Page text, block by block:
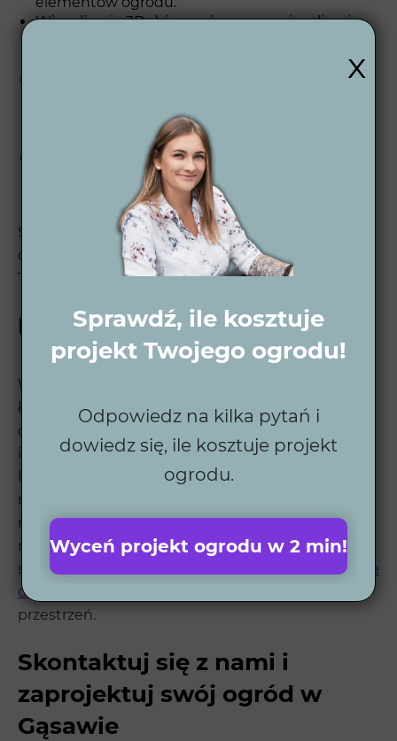
Wizualizacje 3D dzienne i nocne – wizualizacje
podstawą do realizacji ogrodu zgodnie z Twoimi
Wsparcie po projektowe – oferujemy pomoc po
zakończeniu realizacji, aby Twój ogród cieszył
oko i był funkcjonalny przez wiele lat.
Sprawdź naszproces projektowy ogrodu
dowiedzieć się, jak krok po kroku realizujemy
Twoje marzenia o idealnym ogrodzie.
Projekt ogrodu w Gąsawie
W Wytwórni Zieleni projektujemy ogrody, które
łączą nowoczesne technologie z pięknym
designem. Każdy projekt dostosowujemy do
indywidualnych potrzeb klientów, a współpraca z
lokalnymi wykonawcami zapewnia wysoką jakość
realizacji. Dzięki automatycznym systemom
nawadniania, robotom koszącym i oświetleniu,
nasze ogrody są łatwe w utrzymaniu i prezentują
się świetnie przez cały rok. Sprawdź nasze
realizacje
ogrodów
przestrzeń.
Skontaktuj się z nami i
zaprojektuj swój ogród w
Gąsawie
x
Sprawdź, ile kosztuje
projekt Twojego ogrodu!
Odpowiedz na kilka pytań i
dowiedz się, ile kosztuje projekt
ogrodu.
Wyceń projekt ogrodu w 2 min!